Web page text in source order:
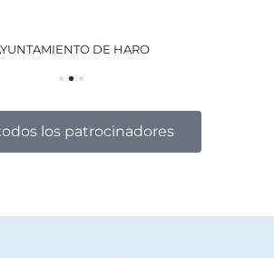
DE HARO
los patrocinadores